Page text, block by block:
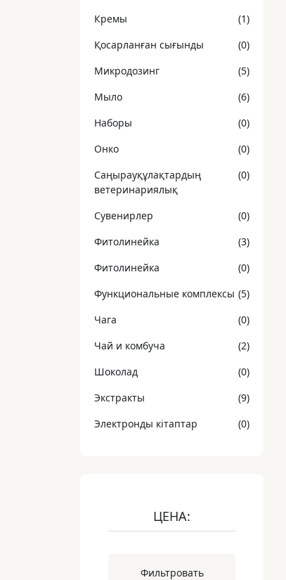
Кремы
(1)
Қосарланған сығынды
(0)
Микродозинг
(5)
Мыло
(6)
Наборы
(0)
Онко
(0)
Саңырауқұлақтардың
ветеринариялық
(0)
Сувенирлер
(0)
Фитолинейка
(3)
Фитолинейка
(0)
Функциональные комплексы (5)
Чaга
(0)
Чай и комбуча
(2)
Шоколад
(0)
Экстракты
(9)
Электронды кітаптар
(0)
ЦЕНА:
Фильтровать